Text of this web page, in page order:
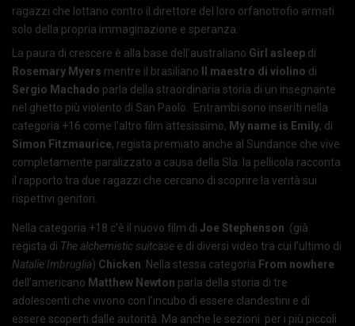
ragazzi che lottano contro il direttore del loro orfanotrofio armati
solo della propria immaginazione e speranza.
La paura di crescere è alla base dell’australiano Girl asleep di
Rosemary Myers mentre il brasiliano Il maestro di violino di
Sergio Machado parla della straordinaria storia di un insegnante
nel ghetto più violento di San Paolo. Entrambi sono inseriti nella
categoria +16 come l’altro film attesissimo, My name is Emily, di
Simon Fitzmaurice, regista premiato anche al Sundance che vive
completamente paralizzato a causa della Sla: la pellicola racconta
il rapporto tra due ragazzi che cercano di scoprire la verità sui
rispettivi genitori.
Nella categoria +18 c’è il nuovo film di Joe Stephenson (già
regista di The alchemistic suitcase e di diversi video tra cui l’ultimo di
Natalie Imbruglia) Chicken . Nella stessa categoria From nowhere
dell’americano Matthew Newton parla della storia di tre
adolescenti che vivono con l’incubo di essere clandestini e di
essere scoperti dalle autorità. Ma anche le sezioni per i più piccoli